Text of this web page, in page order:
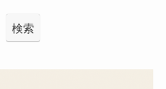
検索